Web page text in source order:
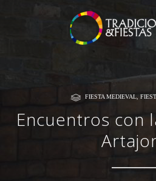
FIESTA MEDIEVAL
Encuentros con